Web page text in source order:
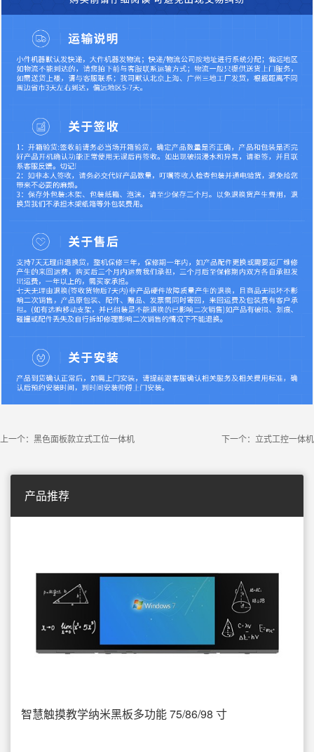
上一个：黑色面板款立式工位一体机 下一个：立式工控一体机
产品推荐
智慧触摸教学纳米黑板多功能 75/86/98 寸